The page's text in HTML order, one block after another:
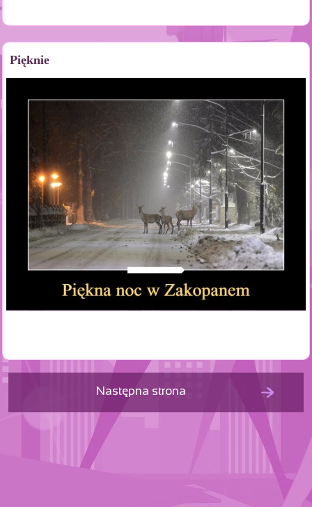
Pięknie
Następna strona